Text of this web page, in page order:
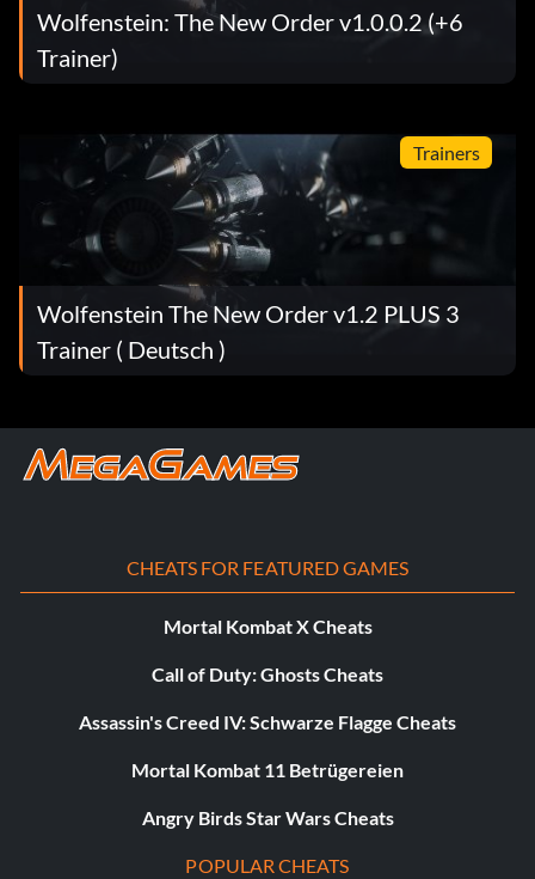
Wolfenstein: The New Order v1.0.0.2 (+6
Trainer)
Trainers
Wolfenstein The New Order v1.2 PLUS 3
Trainer ( Deutsch )
CHEATS FOR FEATURED GAMES
Mortal Kombat X Cheats
Call of Duty: Ghosts Cheats
Assassin's Creed IV: Schwarze Flagge Cheats
Mortal Kombat 11 Betrügereien
Angry Birds Star Wars Cheats
POPULAR CHEATS